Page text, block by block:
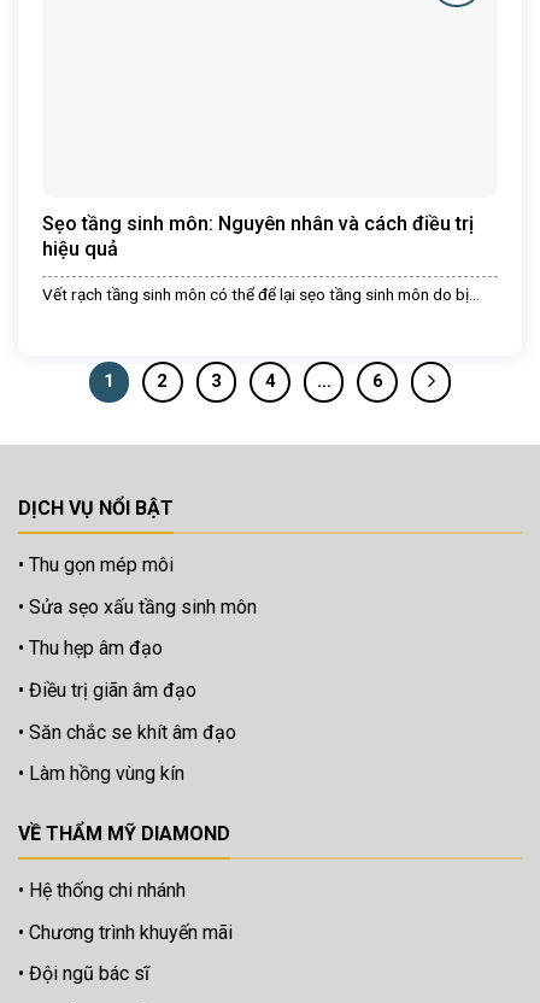
Sẹo tầng sinh môn: Nguyên nhân và cách điều trị
hiệu quả
Vết rạch tầng sinh môn có thể để lại sẹo tầng sinh môn do bị...
1 2 3 4 … 6
DỊCH VỤ NỔI BẬT
Thu gọn mép môi
Sửa sẹo xấu tầng sinh môn
Thu hẹp âm đạo
Điều trị giãn âm đạo
Săn chắc se khít âm đạo
Làm hồng vùng kín
VỀ THẨM MỸ DIAMOND
Hệ thống chi nhánh
Chương trình khuyến mãi
Đội ngũ bác sĩ